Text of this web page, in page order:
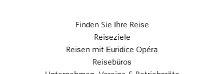
Finden Sie Ihre Reise
Reiseziele
Reisen mit Euridice Opéra
Reisebüros